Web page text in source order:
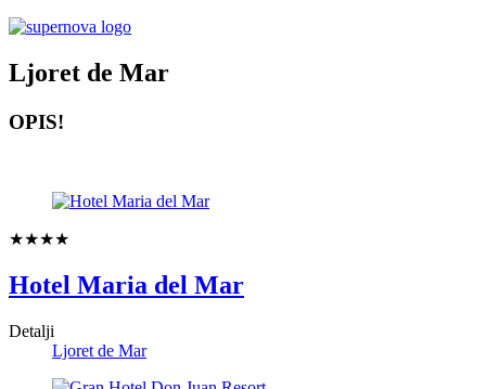
Ljoret de Mar
OPIS!
★★★★
Hotel Maria del Mar
Detalji
Ljoret de Mar